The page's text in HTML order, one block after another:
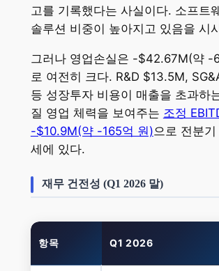
고를 기록했다는 사실이다. 소프트
솔루션 비중이 높아지고 있음을 시
그러나 영업손실은 -$42.67M(약 -
로 여전히 크다. R&D $13.5M,
등 성장투자 비용이 매출을 초과하
질 영업 체력을 보여주는 조정
-$10.9M(약 -165억 원)으로 전분
세에 있다.
재무 건전성 (Q1 2026 말)
항목 Q1 2026